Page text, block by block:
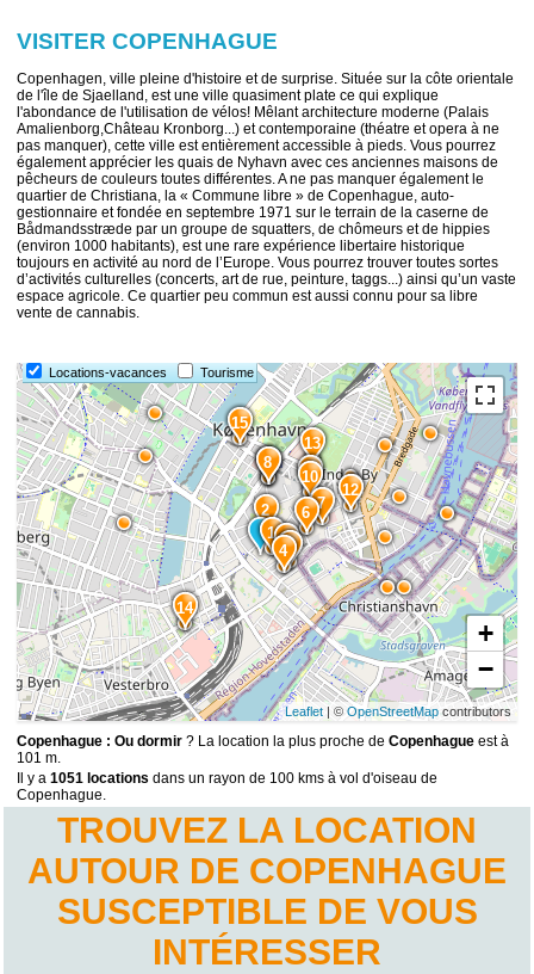
VISITER COPENHAGUE
Copenhagen, ville pleine d'histoire et de surprise. Située sur la côte orientale
de l'île de Sjaelland, est une ville quasiment plate ce qui explique
l'abondance de l'utilisation de vélos! Mêlant architecture moderne (Palais
Amalienborg,Château Kronborg...) et contemporaine (théatre et opera à ne
pas manquer), cette ville est entièrement accessible à pieds. Vous pourrez
également apprécier les quais de Nyhavn avec ces anciennes maisons de
pêcheurs de couleurs toutes différentes. A ne pas manquer également le
quartier de Christiana, la « Commune libre » de Copenhague, auto-
gestionnaire et fondée en septembre 1971 sur le terrain de la caserne de
Bådmandsstræde par un groupe de squatters, de chômeurs et de hippies
(environ 1000 habitants), est une rare expérience libertaire historique
toujours en activité au nord de l’Europe. Vous pourrez trouver toutes sortes
d’activités culturelles (concerts, art de rue, peinture, taggs...) ainsi qu’un vaste
espace agricole. Ce quartier peu commun est aussi connu pour sa libre
vente de cannabis.
Locations-vacances Tourisme
15
14
13
12
11
10
9
8
7
6
5
4
3
2
1
+
−
Leaflet| © OpenStreetMapcontributors
Copenhague : Ou dormir ? La location la plus proche deCopenhague est à
101 m.
Il y a1051 locations dans un rayon de 100 kms à vol d'oiseau de
Copenhague.
TROUVEZ LA LOCATION
AUTOUR DE COPENHAGUE
SUSCEPTIBLE DE VOUS
INTÉRESSER